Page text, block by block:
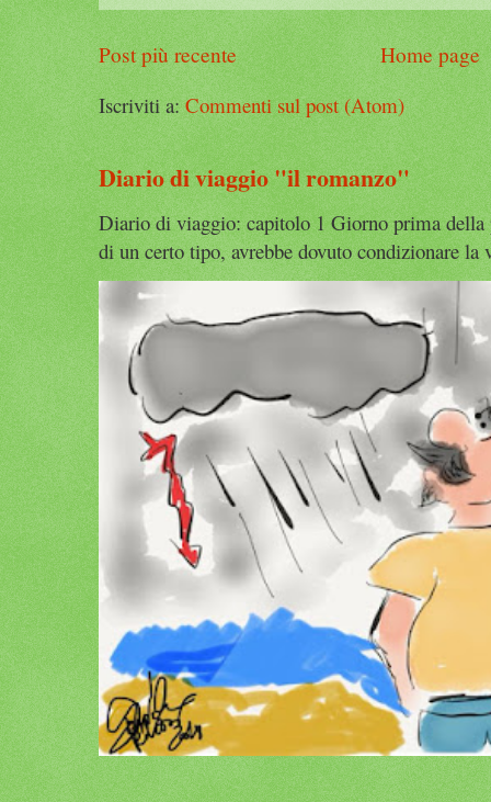
Post più recente
Home page
Iscriviti a:Commenti sul post (Atom)
Diario di viaggio "il romanzo"
Diario di viaggio: capitolo 1 Giorno prima della
di un certo tipo, avrebbe dovuto condizionare la